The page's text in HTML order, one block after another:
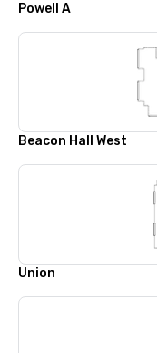
Powell A
Beacon Hall West
Union